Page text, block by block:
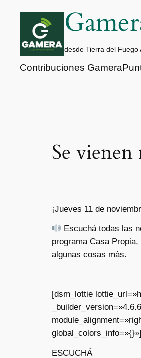
contenido
desde Tierra del Fuego
Contribuciones Gamera
Se vienen
¡Jueves 11 de
Escuchá todas las
programa Casa
algunas cosas màs.
[dsm_lottie
ESCUCHÁ